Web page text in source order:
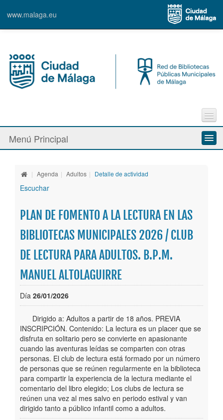
www.malaga.eu
Trámites en línea
e-Biblio
Menú Principal
Nuestras bibliotecas
Servicios
Secciones/Orientate
Busca tu libro
Agenda
| Agenda | Adultos | Detalle de actividad
Escuchar
PLAN DE FOMENTO A LA LECTURA EN LAS
BIBLIOTECAS MUNICIPALES 2026 / CLUB
DE LECTURA PARA ADULTOS. B.P.M.
MANUEL ALTOLAGUIRRE
Día 26/01/2026
Dirigido a: Adultos a partir de 18 años. PREVIA
INSCRIPCIÓN. Contenido: La lectura es un placer que se
disfruta en solitario pero se convierte en apasionante
cuando las aventuras leídas se comparten con otras
personas. El club de lectura está formado por un número
de personas que se reúnen regularmente en la biblioteca
para compartir la experiencia de la lectura mediante el
comentario del libro elegido; Los clubs de lectura se
reúnen una vez al mes salvo en periodo estival y van
dirigido tanto a público infantil como a adultos.